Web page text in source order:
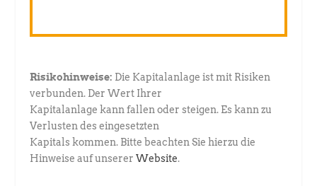
Risikohinweise: Die Kapitalanlage ist mit Risiken
verbunden. Der Wert Ihrer
Kapitalanlage kann fallen oder steigen. Es kann zu
Verlusten des eingesetzten
Kapitals kommen. Bitte beachten Sie hierzu die
Hinweise auf unsererWebsite.